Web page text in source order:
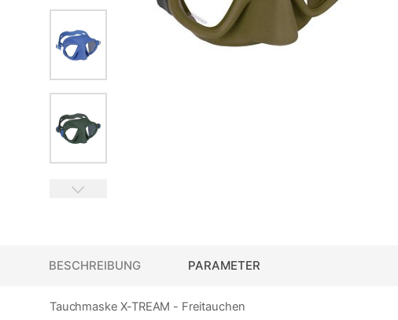
BESCHREIBUNG PARAMETER
Tauchmaske X-TREAM - Freitauchen